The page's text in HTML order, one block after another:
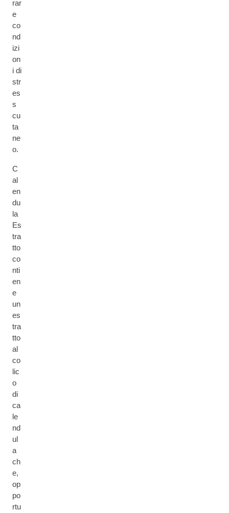
rar
e
co
nd
izi
on
i di
str
es
s
cu
ta
ne
o.
C
al
en
du
la
Es
tra
tto
co
nti
en
e
un
es
tra
tto
al
co
lic
o
di
ca
le
nd
ul
a
ch
e,
op
po
rtu